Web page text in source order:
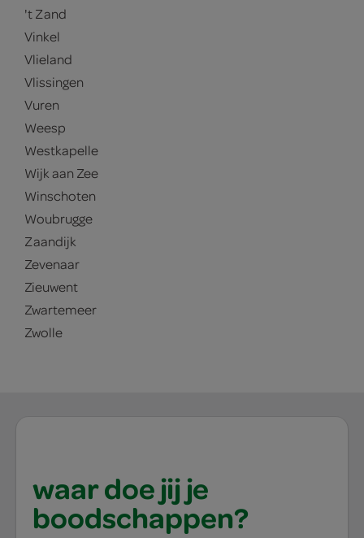
't Zand
Vinkel
Vlieland
Vlissingen
Vuren
Weesp
Westkapelle
Wijk aan Zee
Winschoten
Woubrugge
Zaandijk
Zevenaar
Zieuwent
Zwartemeer
Zwolle
waar doe jij je
boodschappen?